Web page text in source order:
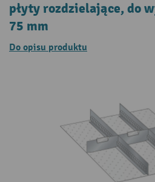
płyty rozdzielające, do
75 mm
Do opisu produktu